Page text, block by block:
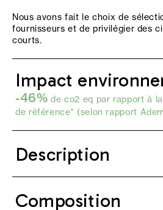
Nous avons fait le choix de
fournisseurs et de privilégier des
courts.
Impact
-46% de co2 eq par rapport à
de référence* (selon rapport
Description
Composition